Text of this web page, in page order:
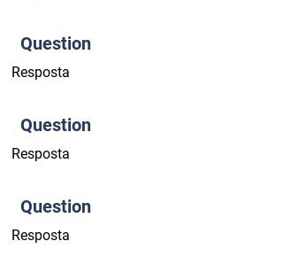
Question
Resposta
Question
Resposta
Question
Resposta